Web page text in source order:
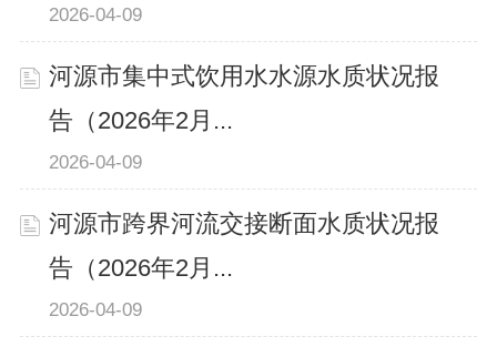
2026-04-09
河源市集中式饮用水水源水质状况报
告（2026年2月...
2026-04-09
河源市跨界河流交接断面水质状况报
告（2026年2月...
2026-04-09